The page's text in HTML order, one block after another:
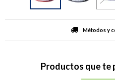
Métodos y
Productos que te